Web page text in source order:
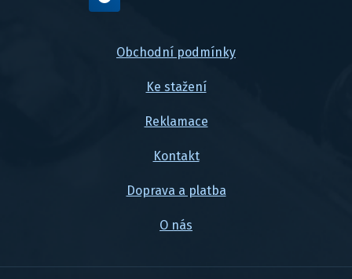
Obchodní podmínky
Ke stažení
Reklamace
Kontakt
Doprava a platba
O nás